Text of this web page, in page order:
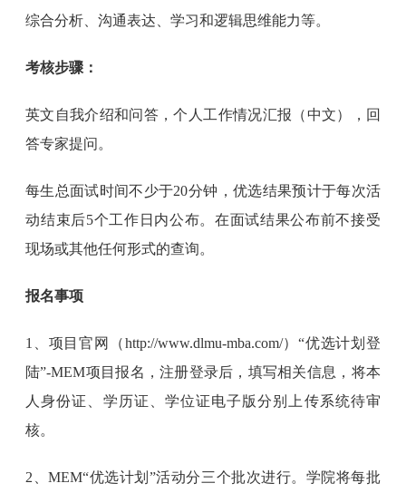
综合分析、沟通表达、学习和逻辑思维能力等。
考核步骤：
英文自我介绍和问答，个人工作情况汇报（中文），回
答专家提问。
每生总面试时间不少于20分钟，优选结果预计于每次活
动结束后5个工作日内公布。在面试结果公布前不接受
现场或其他任何形式的查询。
报名事项
1、项目官网（http://www.dlmu-mba.com/）“优选计划登
陆”-MEM项目报名，注册登录后，填写相关信息，将本
人身份证、学历证、学位证电子版分别上传系统待审
核。
2、MEM“优选计划”活动分三个批次进行。学院将每批